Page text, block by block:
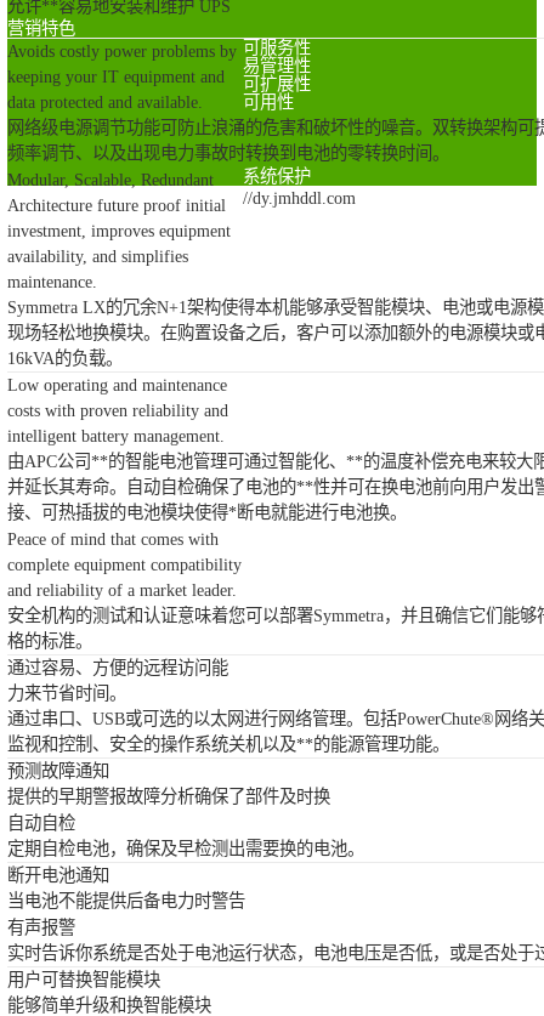
允许**容易地安装和维护 UPS
营销特色
Avoids costly power problems by
keeping your IT equipment and
data protected and available.
网络级电源调节功能可防止浪涌的危害和破坏性的噪音。双转换架构可
频率调节、以及出现电力事故时转换到电池的零转换时间。
Modular, Scalable, Redundant
Architecture future proof initial
investment, improves equipment
availability, and simplifies
maintenance.
Symmetra LX的冗余N+1架构使得本机能够承受智能模块、电池或电源
现场轻松地换模块。在购置设备之后，客户可以添加额外的电源模块或
16kVA的负载。
Low operating and maintenance
costs with proven reliability and
intelligent battery management.
由APC公司**的智能电池管理可通过智能化、**的温度补偿充电来较大
并延长其寿命。自动自检确保了电池的**性并可在换电池前向用户发出
接、可热插拔的电池模块使得*断电就能进行电池换。
Peace of mind that comes with
complete equipment compatibility
and reliability of a market leader.
安全机构的测试和认证意味着您可以部署Symmetra，并且确信它们能
格的标准。
通过容易、方便的远程访问能
力来节省时间。
通过串口、USB或可选的以太网进行网络管理。包括PowerChute®网络
监视和控制、安全的操作系统关机以及**的能源管理功能。
可服务性
预测故障通知
提供的早期警报故障分析确保了部件及时换
自动自检
定期自检电池，确保及早检测出需要换的电池。
断开电池通知
当电池不能提供后备电力时警告
有声报警
实时告诉你系统是否处于电池运行状态，电池电压是否低，或是否处于
用户可替换智能模块
能够简单升级和换智能模块
易管理性
可扩展性
可用性
系统保护
//dy.jmhddl.com